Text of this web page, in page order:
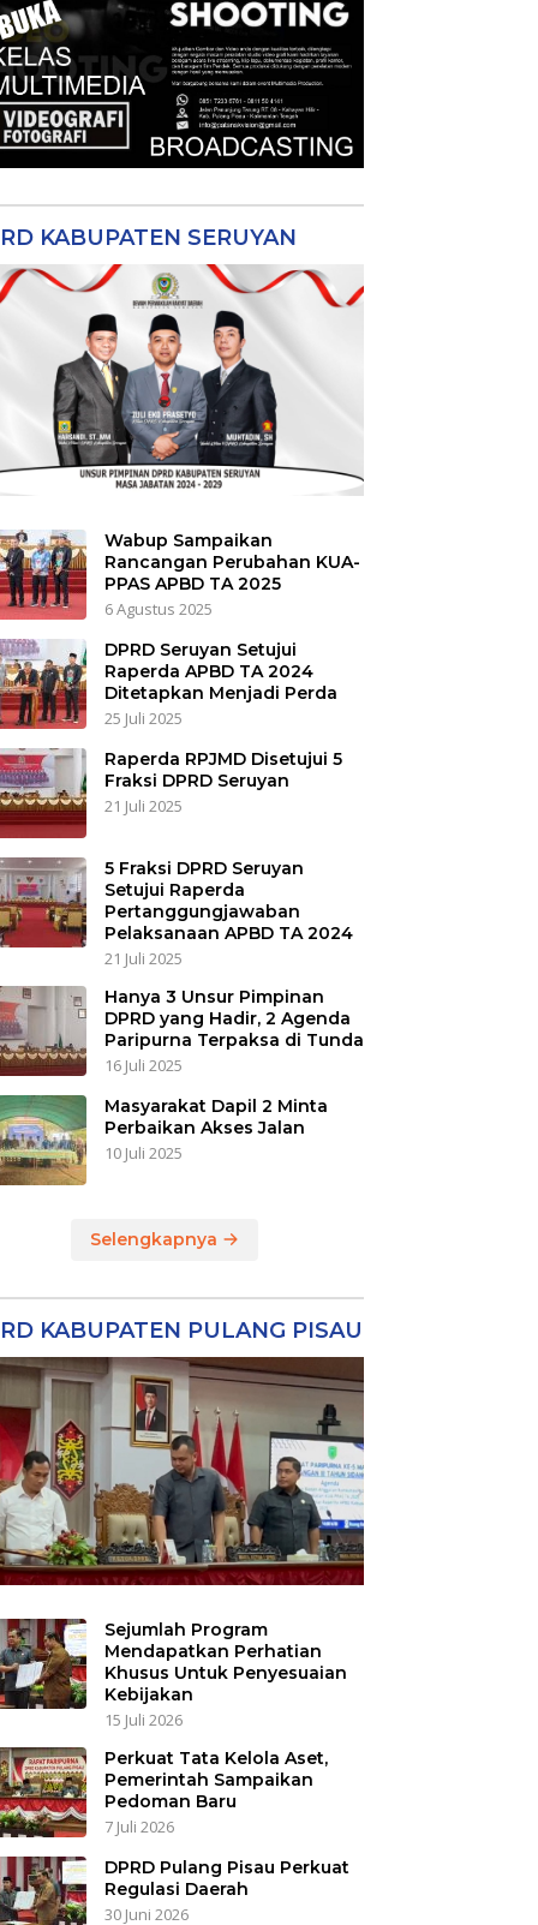
KABUPATEN SERUYAN
Wabup Sampaikan
Rancangan Perubahan KUA-
PPAS APBD TA 2025
6 Agustus 2025
DPRD Seruyan Setujui
Raperda APBD TA 2024
Ditetapkan Menjadi Perda
25 Juli 2025
Raperda RPJMD Disetujui 5
Fraksi DPRD Seruyan
21 Juli 2025
5 Fraksi DPRD Seruyan
Setujui Raperda
Pertanggungjawaban
Pelaksanaan APBD TA 2024
21 Juli 2025
Hanya 3 Unsur Pimpinan
DPRD yang Hadir, 2 Agenda
Paripurna Terpaksa di Tunda
16 Juli 2025
Masyarakat Dapil 2 Minta
Perbaikan Akses Jalan
10 Juli 2025
Selengkapnya
KABUPATEN PULANG PISAU
Sejumlah Program
Mendapatkan Perhatian
Khusus Untuk Penyesuaian
Kebijakan
15 Juli 2026
Perkuat Tata Kelola Aset,
Pemerintah Sampaikan
Pedoman Baru
7 Juli 2026
DPRD Pulang Pisau Perkuat
Regulasi Daerah
30 Juni 2026